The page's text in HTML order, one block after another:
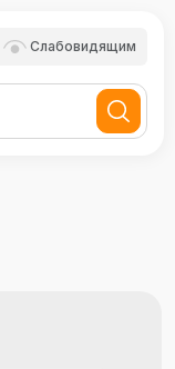
Слабовидящим